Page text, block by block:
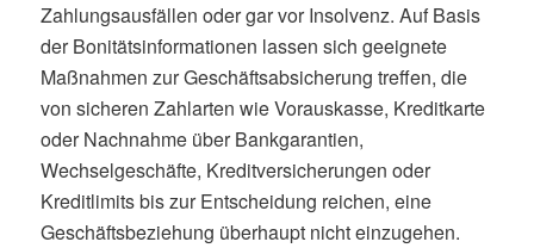
Zahlungsausfällen oder gar vor Insolvenz. Auf Basis
der Bonitätsinformationen lassen sich geeignete
Maßnahmen zur Geschäftsabsicherung treffen, die
von sicheren Zahlarten wie Vorauskasse, Kreditkarte
oder Nachnahme über Bankgarantien,
Wechselgeschäfte, Kreditversicherungen oder
Kreditlimits bis zur Entscheidung reichen, eine
Geschäftsbeziehung überhaupt nicht einzugehen.